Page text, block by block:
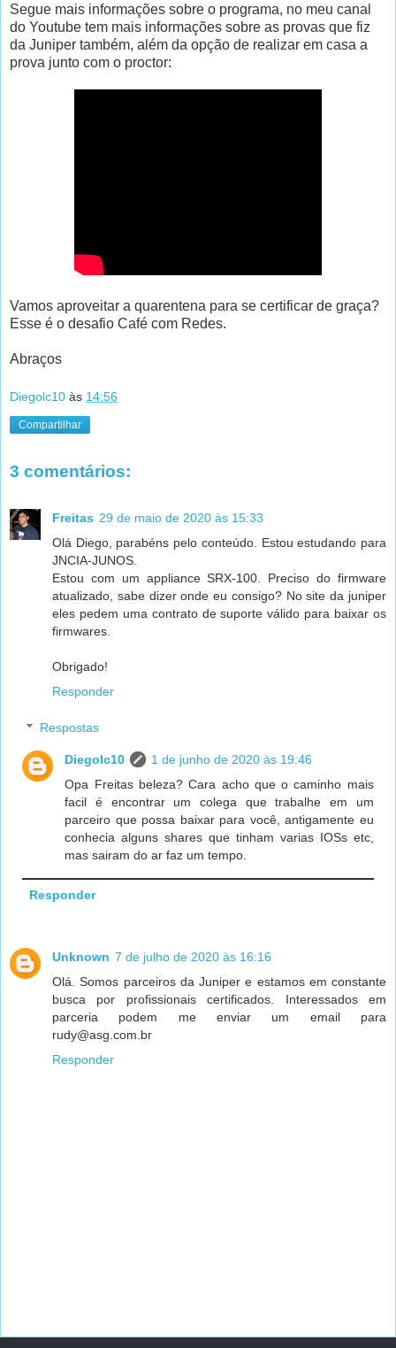
Segue mais informações sobre o programa, no meu canal
do Youtube tem mais informações sobre as provas que fiz
da Juniper também, além da opção de realizar em casa a
prova junto com o proctor:
Vamos aproveitar a quarentena para se certificar de graça?
Esse é o desafio Café com Redes.
Abraços
Diegolc10 às 14:56
Compartilhar
3 comentários:
Freitas 29 de maio de 2020 às 15:33
Olá Diego, parabéns pelo conteúdo. Estou estudando para
JNCIA-JUNOS.
Estou com um appliance SRX-100. Preciso do firmware
atualizado, sabe dizer onde eu consigo? No site da juniper
eles pedem uma contrato de suporte válido para baixar os
firmwares.
Obrigado!
Responder
Respostas
Diegolc10
1 de junho de 2020 às 19:46
Opa Freitas beleza? Cara acho que o caminho mais
facil é encontrar um colega que trabalhe em um
parceiro que possa baixar para você, antigamente eu
conhecia alguns shares que tinham varias IOSs etc,
mas sairam do ar faz um tempo.
Responder
Unknown 7 de julho de 2020 às 16:16
Olá. Somos parceiros da Juniper e estamos em constante
busca por profissionais certificados. Interessados em
parceria podem me enviar um email para
rudy@asg.com.br
Responder